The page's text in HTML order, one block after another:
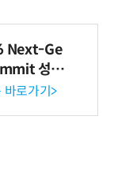
Next-Ge
성황
바로가기>